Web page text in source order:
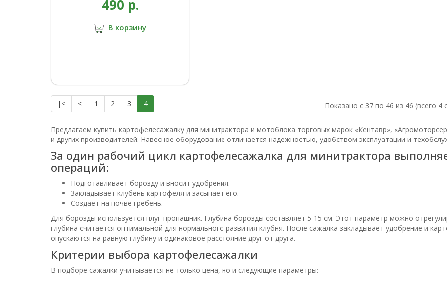
490 р.
В корзину
|< < 1 2 3 4 Показано с 37 по 46 из 46 (всего 4
Предлагаем купить картофелесажалку для минитрактора и мотоблока торговых марок «Кентавр»,
и других производителей. Навесное оборудование отличается надежностью, удобством эксплуатации и
За один рабочий цикл картофелесажалка для минитрактора
операций:
Подготавливает борозду и вносит удобрения.
Закладывает клубень картофеля и засыпает его.
Создает на почве гребень.
Для борозды используется плуг-пропашник. Глубина борозды составляет 5-15 см. Этот параметр можно
глубина считается оптимальной для нормального развития клубня. После сажалка закладывает удобрение и
опускаются на равную глубину и одинаковое расстояние друг от друга.
Критерии выбора картофелесажалки
В подборе сажалки учитывается не только цена, но и следующие параметры: